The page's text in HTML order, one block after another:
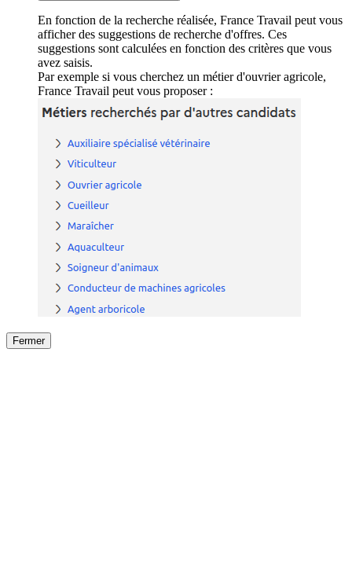
En fonction de la recherche réalisée, France Travail peut vous
afficher des suggestions de recherche d'offres. Ces
suggestions sont calculées en fonction des critères que vous
avez saisis.
Par exemple si vous cherchez un métier d'ouvrier agricole,
France Travail peut vous proposer :
Fermer